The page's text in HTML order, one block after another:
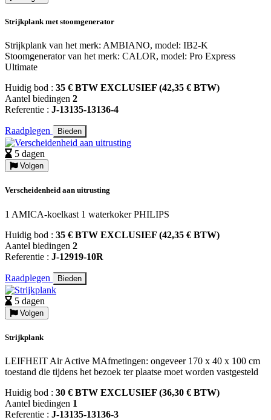
Strijkplank met stoomgenerator
Strijkplank van het merk: AMBIANO, model: IB2-K
Stoomgenerator van het merk: CALOR, model: Pro Express
Ultimate
Huidig bod : 35 € BTW EXCLUSIEF (42,35 € BTW)
Aantel biedingen 2
Referentie : J-13135-13136-4
Raadplegen Bieden
5 dagen
Volgen
Verscheidenheid aan uitrusting
1 AMICA-koelkast 1 waterkoker PHILIPS
Huidig bod : 35 € BTW EXCLUSIEF (42,35 € BTW)
Aantel biedingen 2
Referentie : J-12919-10R
Raadplegen Bieden
5 dagen
Volgen
Strijkplank
LEIFHEIT Air Active MAfmetingen: ongeveer 170 x 40 x 100 cm
toestand die tijdens het bezoek ter plaatse moet worden vastgesteld
Huidig bod : 30 € BTW EXCLUSIEF (36,30 € BTW)
Aantel biedingen 1
Referentie : J-13135-13136-3